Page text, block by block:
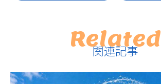
Related
関連記事